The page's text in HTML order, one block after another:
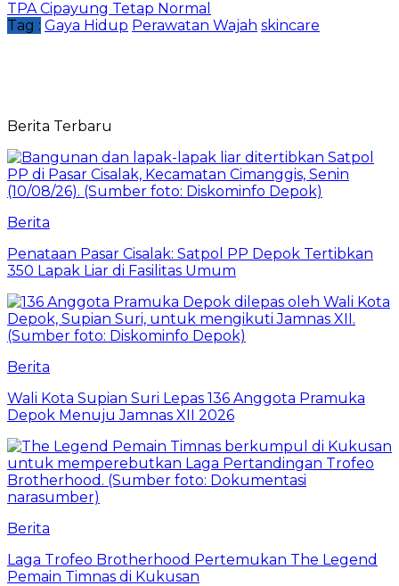
TPA Cipayung Tetap Normal
Tag : Gaya Hidup Perawatan Wajah skincare
Berita Terbaru
Berita
Penataan Pasar Cisalak: Satpol PP Depok Tertibkan
350 Lapak Liar di Fasilitas Umum
Berita
Wali Kota Supian Suri Lepas 136 Anggota Pramuka
Depok Menuju Jamnas XII 2026
Berita
Laga Trofeo Brotherhood Pertemukan The Legend
Pemain Timnas di Kukusan